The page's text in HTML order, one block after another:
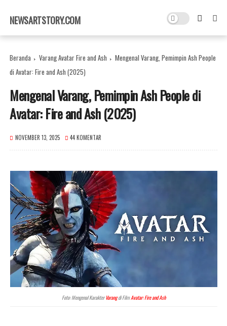
×
NEWSARTSTORY.COM
Beranda Varang Avatar Fire and Ash
Mengenal Varang, Pemimpin Ash People
di Avatar: Fire and Ash (2025)
Mengenal Varang, Pemimpin Ash People di
Avatar: Fire and Ash (2025)
NOVEMBER 13, 2025 44 KOMENTAR
Foto: Mengenal KarakterVarangdi FilmAvatar: Fire and Ash